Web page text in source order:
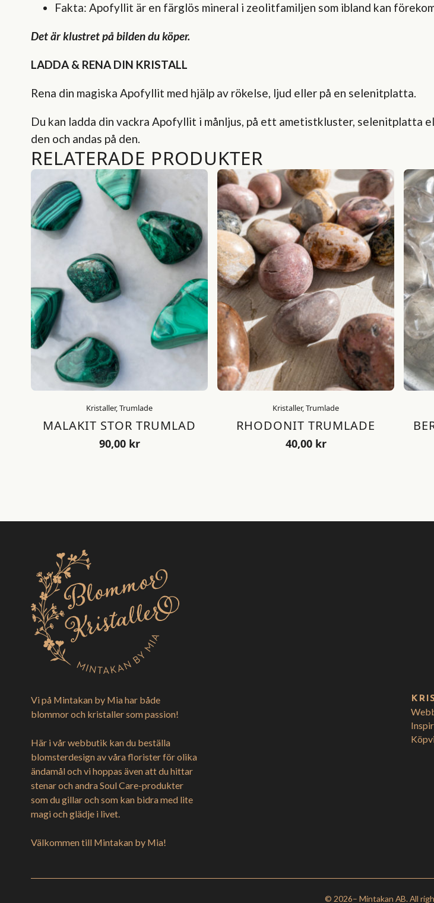
Fakta: Apofyllit är en färglös mineral i zeolitfamiljen som ibland kan
Det är klustret på bilden du köper.
LADDA & RENA DIN KRISTALL
Rena din magiska Apofyllit med hjälp av rökelse, ljud eller på en selenitplatta.
Du kan ladda din vackra Apofyllit i månljus, på ett ametistkluster, selenitplatta
den och andas på den.
RELATERADE PRODUKTER
Kristaller, Trumlade
MALAKIT STOR TRUMLAD
90,00 kr
Kristaller, Trumlade
RHODONIT TRUMLADE
40,00 kr
Vi på Mintakan by Mia har både
blommor och kristaller som passion!
Här i vår webbutik kan du beställa
blomsterdesign av våra florister för olika
ändamål och vi hoppas även att du hittar
stenar och andra Soul Care-produkter
som du gillar och som kan bidra med lite
magi och glädje i livet.
Välkommen till Mintakan by Mia!
© 2026– Mintakan AB. All